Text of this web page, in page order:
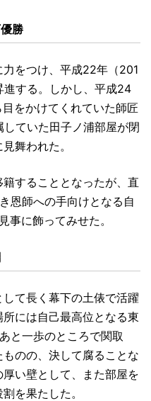
勝
をつけ、平成22年（201
進する。しかし、平成24
をかけてくれていた師匠
ていた田子ノ浦部屋が閉
舞われた。
することとなったが、直
恩師への手向けとなる自
事に飾ってみせた。
て長く幕下の土俵で活躍
には自己最高位となる東
と一歩のところで関取
ものの、決して腐ることな
い壁として、また部屋を
を果たした。